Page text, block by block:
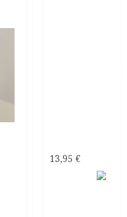
13,95 €